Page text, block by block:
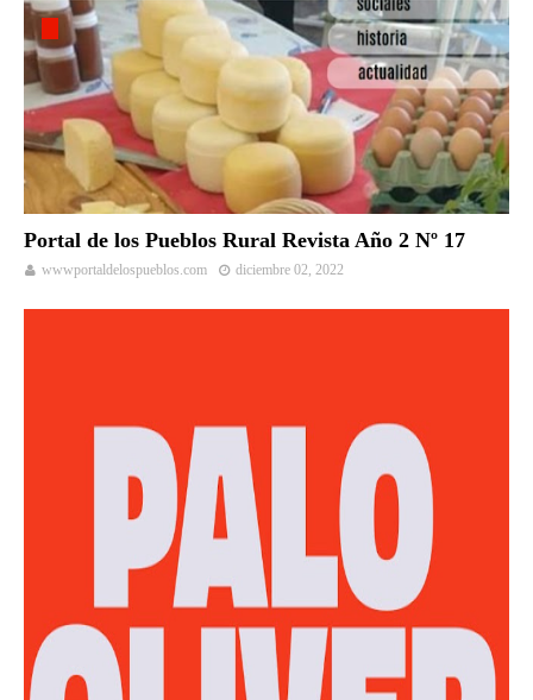
Portal de los Pueblos Rural Revista Año 2 Nº 17
wwwportaldelospueblos.com diciembre 02, 2022